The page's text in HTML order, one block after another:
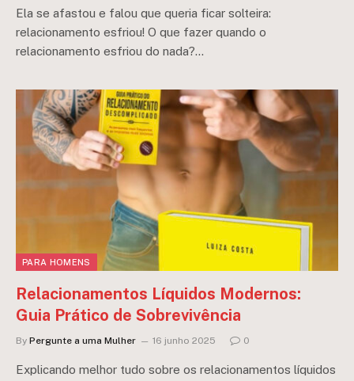
Ela se afastou e falou que queria ficar solteira:
relacionamento esfriou! O que fazer quando o
relacionamento esfriou do nada?…
PARA HOMENS
Relacionamentos Líquidos Modernos:
Guia Prático de Sobrevivência
By Pergunte a uma Mulher 16 junho 2025 0
Explicando melhor tudo sobre os relacionamentos líquidos